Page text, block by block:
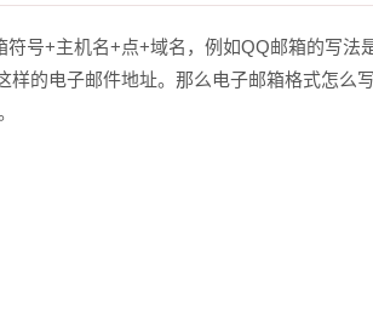
符号+主机名+点+域名，例如QQ邮箱的写法
样的电子邮件地址。那么电子邮箱格式怎么